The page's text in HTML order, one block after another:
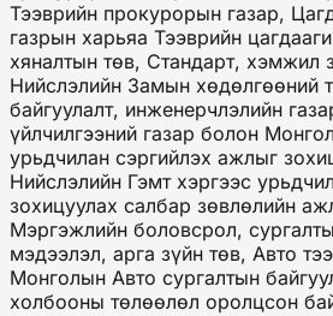
Тээврийн прокурорын газар,
газрын харьяа Тээврийн
хяналтын төв, Стандарт, хэмжил
Нийслэлийн Замын хөдөлгөөний
байгуулалт, инженерчлэлийн
үйлчилгээний газар болон
урьдчилан сэргийлэх ажлыг
Нийслэлийн Гэмт хэргээс
зохицуулах салбар зөвлөлийн
Мэргэжлийн боловсрол,
мэдээлэл, арга зүйн төв, Авто
Монголын Авто сургалтын
холбооны төлөөлөл оролцсон